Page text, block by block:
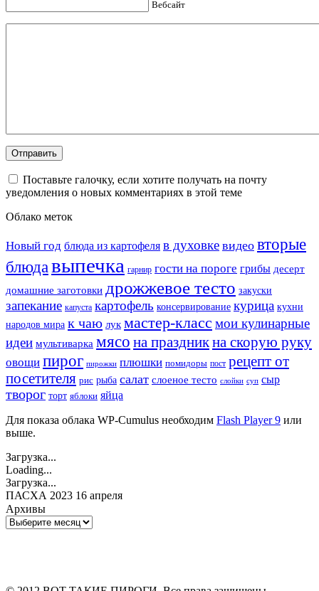
Вебсайт
Поставьте галочку, если хотите получать на почту
уведомления о новых комментариях в этой теме
Облако меток
Новый год блюда из картофеля в духовке видео вторые
блюдавыпечка гарнир гости на пороге грибы десерт
домашние заготовки дрожжевое тесто закуски
запекание капуста картофель консервирование курица кухни
народов мира к чаю лук мастер-класс мои кулинарные
идеи мультиварка мясо на праздникна скорую руку
овощи пирог пирожки плюшки помидоры пост рецепт от
посетителя рис рыба салат слоеное тесто слойки суп сыр
творог торт яблоки яйца
Для показа облака WP-Cumulus необходим Flash Player 9 или
выше.
Загрузка...
Loading...
Загрузка...
ПАСХА 2023 16 апреля
Архивы
Архивы